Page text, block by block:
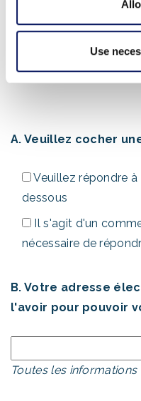
Use
veuillez appeler le
courriels indésirables,
dans les meilleurs
A. Veuillez cocher
Veuillez répondre
dessous
Il s'agit d'un
nécessaire de
B. Votre adresse
l'avoir pour pouvoir
Toutes les